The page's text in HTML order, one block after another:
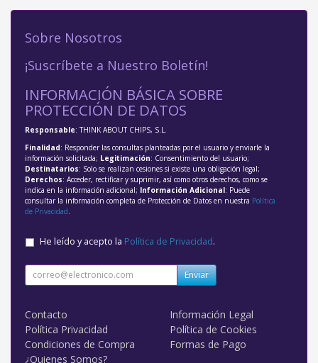
Sobre Nosotros
¡Suscríbete a Nuestro Boletín!
INFORMACIÓN BÁSICA SOBRE
PROTECCIÓN DE DATOS
Responsable: THINK ABOUT CHIPS, S.L.
Finalidad: Responder las consultas planteadas por el usuario y enviarle la
información solicitada; Legitimación: Consentimiento del usuario;
Destinatarios: Solo se realizan cesiones si existe una obligación legal;
Derechos: Acceder, rectificar y suprimir, así como otros derechos, como se
indica en la información adicional; Información Adicional: Puede
consultar la información completa de Protección de Datos en nuestra Política
de Privacidad
He leído y acepto la Política de Privacidad.
Enviar
Contacto
Información Legal
Política Privacidad
Política de Cookies
Condiciones de Compra
Formas de Pago
¿Quienes Somos?